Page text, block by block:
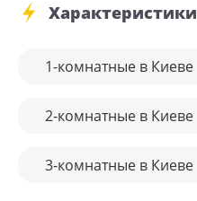
Характеристики
1-комнатные в Киеве
2-комнатные в Киеве
3-комнатные в Киеве